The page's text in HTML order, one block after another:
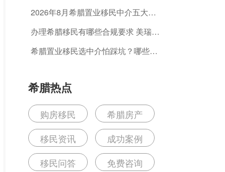
2026年8月希腊置业移民中介五大排
办理希腊移民有哪些合规要求 美瑞海
希腊置业移民选中介怕踩坑？哪些机
希腊热点
购房移民
希腊房产
移民资讯
成功案例
移民问答
免费咨询